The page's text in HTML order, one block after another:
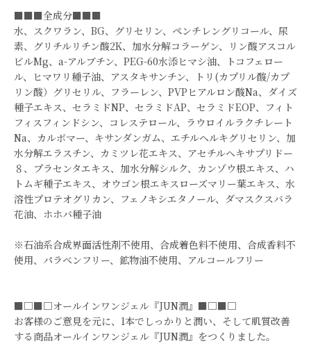
■■■全成分■■■
水、スクワラン、BG、グリセリン、ペンチレングリコール、尿
素、グリチルリチン酸2K、加水分解コラーゲン、リン酸アスコル
ビルMg、a-アルブチン、PEG-60水添ヒマシ油、トコフェロー
ル、ヒマワリ種子油、アスタキサンチン、トリ(カプリル酸/カプ
リン酸）グリセリル、フラーレン、PVPヒアルロン酸Na、ダイズ
種子エキス、セラミドNP、セラミドAP、セラミドEOP、フィト
フィスフィンドシン、コレステロール、ラウロイルラクチレート
Na、カルボマー、キサンダンガム、エチルヘルキグリセリン、加
水分解エラスチン、カミツレ花エキス、アセチルヘキサプリドー
８、プラセンタエキス、加水分解シルク、カンゾウ根エキス、ハ
トムギ種子エキス、オウゴン根エキスローズマリー葉エキス、水
溶性プロテオグリカン、フェノキシエタノール、ダマスクスバラ
花油、ホホバ種子油
※石油系合成界面活性剤不使用、合成着色料不使用、合成香料不
使用、パラベンフリー、鉱物油不使用、アルコールフリー
■□■□オールインワンジェル『JUN潤』■□■□
お客様のご意見を元に、1本でしっかりと潤い、そして肌質改善
する商品オールインワンジェル『JUN潤』をつくりました。